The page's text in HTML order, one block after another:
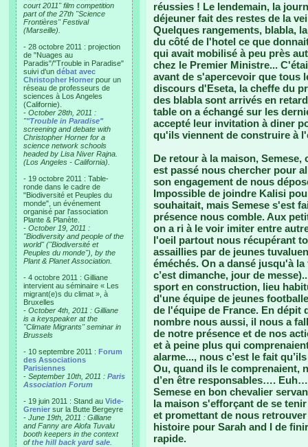
court 2011" film competition
part of the 27th "Science
Frontières" Festival
(Marseille).
- 28 octobre 2011 : projection
de "Nuages au
Paradis"/"Trouble in Paradise"
suivi d'un débat avec
Christopher Horner pour un
réseau de professeurs de
sciences à Los Angeles
(Californie).
- October 28th, 2011 :
""Trouble in Paradise"
screening and debate with
Christopher Horner for a
science network schools
headed by Lisa Niver Rajna.
(Los Angeles - California).
- 19 octobre 2011 : Table-
ronde dans le cadre de
"Biodiversité et Peuples du
monde", un événement
organisé par l'association
Plante & Planète.
- October 19, 2011 :
"Biodiversity and people of the
world" ("Biodiversité et
Peuples du monde"), by the
Plant & Planet Association.
- 4 octobre 2011 : Gilliane
intervient au séminaire « Les
migrant(e)s du climat », à
Bruxelles
- October 4th, 2011 : Gilliane
is a keyspeaker at the
"Climate Migrants" seminar in
Brussels
- 10 septembre 2011 : Forum
des Associations
Parisiennes
- September 10th, 2011 : Paris
Association Forum
- 19 juin 2011 : Stand au Vide-
Grenier sur la Butte Bergeyre
- June 19th, 2011 : Gilliane
and Fanny are Alofa Tuvalu
booth keepers in the context
ofthe hill back yard sale
réussies ! Le lendemain, la
déjeuner fait des restes de la
Quelques rangements, blabla,
du côté de l'hotel ce que
qui avait mobilisé à peu près
chez le Premier Ministre...
avant de s'apercevoir que tous
discours d'Eseta, la cheffe du
des blabla sont arrivés en
table on a échangé sur les
accepté leur invitation à diner
qu'ils viennent de construire à
De retour à la maison,
est passé nous chercher pour
son engagement de nous
Impossible de joindre Kalisi
souhaitait, mais Semese s'est
présence nous comble. Aux
on a ri à le voir imiter entre
l'oeil partout nous récupérant
assaillies par de jeunes
éméchés. On a dansé jusqu'à
c’est dimanche, jour de
sport en construction, lieu
d'une équipe de jeunes
de l'équipe de France. En dépit
nombre nous aussi, il nous a
de notre présence et de nos
et à peine plus qui
alarme..., nous c’est le fait
Ou, quand ils le comprenaient,
d’en être responsables….
Semese en bon chevalier
la maison s'efforçant de se
et promettant de nous
histoire pour Sarah and I de
rapide.